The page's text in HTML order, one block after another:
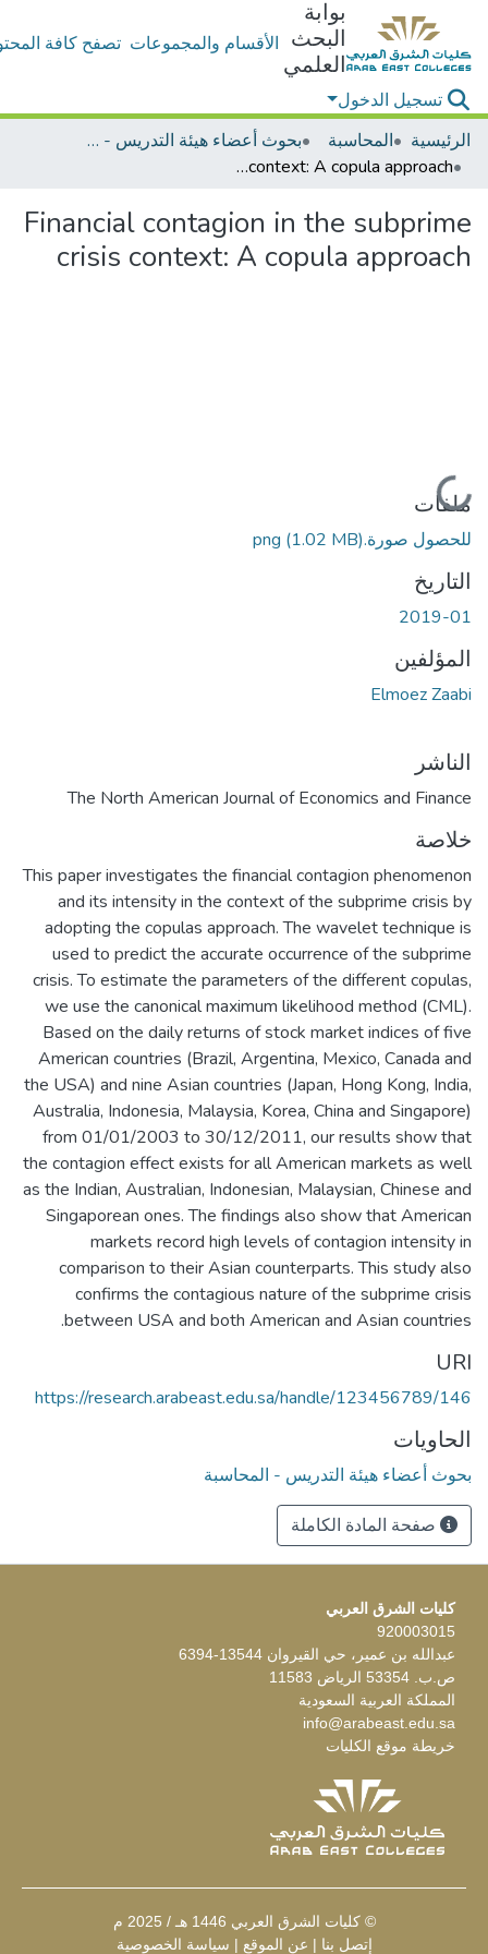
بوابة
البحث
العلمي
الأقسام والمجموعات تصفح كافة
تسجيل الدخول
الرئيسية
المحاسبة
بحوث أعضاء هيئة التدريس - المحاسبة
Financial contagion in the subprime crisis context: A copula approach
Financial contagion in the subprime
crisis context: A copula approach
جاري التحميل...
ملفات
للحصول صورة.png(1.02 MB)
التاريخ
2019-01
المؤلفين
Elmoez Zaabi
الناشر
The North American Journal of Economics and Finance
خلاصة
This paper investigates the financial contagion phenomenon
and its intensity in the context of the subprime crisis by
adopting the copulas approach. The wavelet technique is
used to predict the accurate occurrence of the subprime
crisis. To estimate the parameters of the different copulas,
we use the canonical maximum likelihood method (CML).
Based on the daily returns of stock market indices of five
American countries (Brazil, Argentina, Mexico, Canada and
the USA) and nine Asian countries (Japan, Hong Kong, India,
Australia, Indonesia, Malaysia, Korea, China and Singapore)
from 01/01/2003 to 30/12/2011, our results show that
the contagion effect exists for all American markets as well
as the Indian, Australian, Indonesian, Malaysian, Chinese and
Singaporean ones. The findings also show that American
markets record high levels of contagion intensity in
comparison to their Asian counterparts. This study also
confirms the contagious nature of the subprime crisis
between USA and both American and Asian countries.
URI
https://research.arabeast.edu.sa/handle/123456789/146
الحاويات
بحوث أعضاء هيئة التدريس - المحاسبة
صفحة المادة الكاملة
كليات الشرق العربي
920003015
عبدالله بن عمير، حي القيروان 13544-6394
ص.ب. 53354 الرياض 11583
المملكة العربية السعودية
info@arabeast.edu.sa
خريطة موقع الكليات
© كليات الشرق العربي 1446 هـ / 2025 م
إتصل بنا | عن الموقع | سياسة الخصوصية